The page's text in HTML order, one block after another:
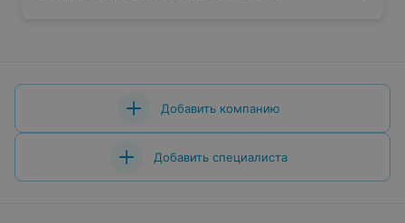
Добавить компанию
Добавить специалиста